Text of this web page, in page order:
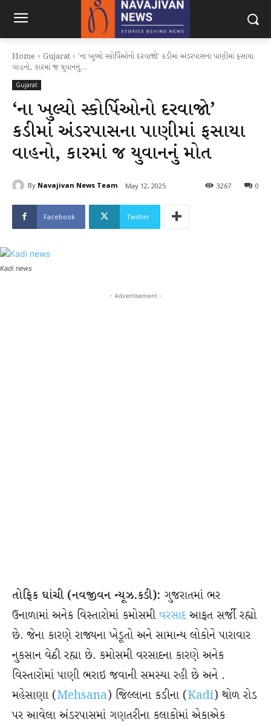
Home Gujarat
'ના ખુલ્યો સ્કોર્પિઓનો દરવાજો' કડીમાં અંડરપાસના પાણીમાં ફસાયા
વાહનો, કારમાં જ યુવાનનું...
Gujarat
‘ના ખુલ્યો સ્કોર્પિઓનો દરવાજો’
કડીમાં અંડરપાસના પાણીમાં ફસાયા
વાહનો, કારમાં જ યુવાનનું મોત
By Navajivan News Team May 12, 2025 0
3267
Facebook Twitter
Kadi news
- Advertisement -
તોફિક ઘાંચી (નવજીવન ન્યૂઝ.કડી): ગુજરાતમાં ભર
ઉનાળામાં અનેક વિસ્તારોમાં કમોસમીવરસાદઆફત સર્જી રહ્યો
છે. જેના કારણે રાજ્યના ખેડૂતો અને સામાન્ય લોકોને પારાવાર
નુકસાન વેઠી રહ્યા છે. કમોસમી વરસાદના કારણે અનેક
વિસ્તારોમાં પાણી ભરાઇ જવાની સમસ્યા રહી છે અને .
મહેસાણા (Mehsana) જિલ્લાના કડીના (Kadi) થોળ રોડ
પર આવેલા અંડરપાસમાં ગણતરીના કલાકોમાં એકાએક